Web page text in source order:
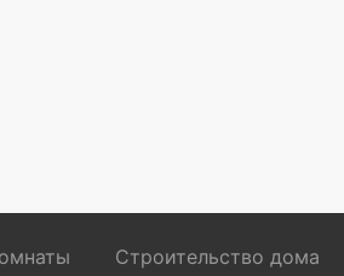
Строительство дома